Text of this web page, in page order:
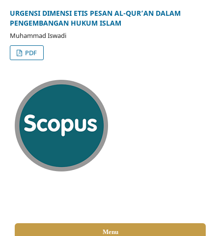
URGENSI DIMENSI ETIS PESAN AL-QUR’AN DALAM
PENGEMBANGAN HUKUM ISLAM
Muhammad Iswadi
PDF
Menu